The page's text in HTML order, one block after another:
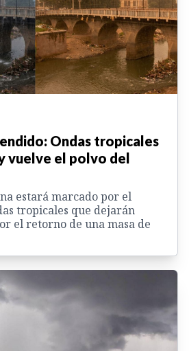
Ondas tropicales
vuelve el polvo del
estará marcado por el
tropicales que dejarán
el retorno de una masa de